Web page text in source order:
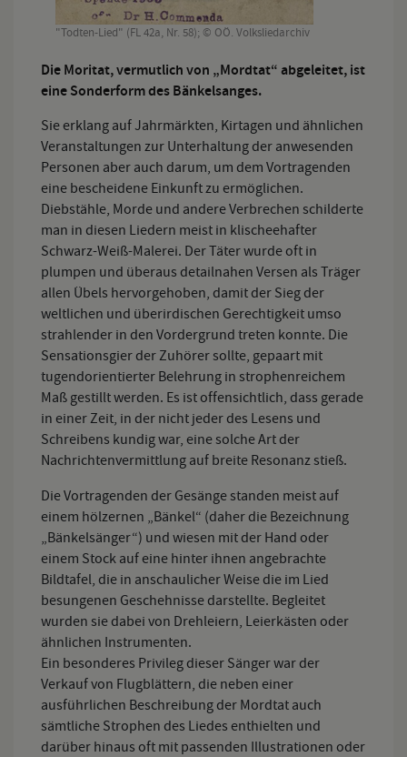
"Todten-Lied" (FL 42a, Nr. 58); © OÖ. Volksliedarchiv
Die Moritat, vermutlich von „Mordtat“ abgeleitet, ist
eine Sonderform des Bänkelsanges.
Sie erklang auf Jahrmärkten, Kirtagen und ähnlichen
Veranstaltungen zur Unterhaltung der anwesenden
Personen aber auch darum, um dem Vortragenden
eine bescheidene Einkunft zu ermöglichen.
Diebstähle, Morde und andere Verbrechen schilderte
man in diesen Liedern meist in klischeehafter
Schwarz-Weiß-Malerei. Der Täter wurde oft in
plumpen und überaus detailnahen Versen als Träger
allen Übels hervorgehoben, damit der Sieg der
weltlichen und überirdischen Gerechtigkeit umso
strahlender in den Vordergrund treten konnte. Die
Sensationsgier der Zuhörer sollte, gepaart mit
tugendorientierter Belehrung in strophenreichem
Maß gestillt werden. Es ist offensichtlich, dass gerade
in einer Zeit, in der nicht jeder des Lesens und
Schreibens kundig war, eine solche Art der
Nachrichtenvermittlung auf breite Resonanz stieß.
Die Vortragenden der Gesänge standen meist auf
einem hölzernen „Bänkel“ (daher die Bezeichnung
„Bänkelsänger“) und wiesen mit der Hand oder
einem Stock auf eine hinter ihnen angebrachte
Bildtafel, die in anschaulicher Weise die im Lied
besungenen Geschehnisse darstellte. Begleitet
wurden sie dabei von Drehleiern, Leierkästen oder
ähnlichen Instrumenten.
Ein besonderes Privileg dieser Sänger war der
Verkauf von Flugblättern, die neben einer
ausführlichen Beschreibung der Mordtat auch
sämtliche Strophen des Liedes enthielten und
darüber hinaus oft mit passenden Illustrationen oder